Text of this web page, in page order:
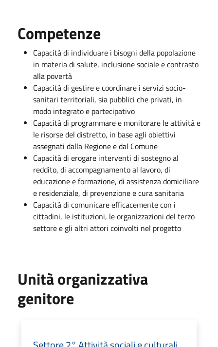
Competenze
Capacità di individuare i bisogni della popolazione
in materia di salute, inclusione sociale e contrasto
alla povertà
Capacità di gestire e coordinare i servizi socio-
sanitari territoriali, sia pubblici che privati, in
modo integrato e partecipativo
Capacità di programmare e monitorare le attività e
le risorse del distretto, in base agli obiettivi
assegnati dalla Regione e dal Comune
Capacità di erogare interventi di sostegno al
reddito, di accompagnamento al lavoro, di
educazione e formazione, di assistenza domiciliare
e residenziale, di prevenzione e cura sanitaria
Capacità di comunicare efficacemente con i
cittadini, le istituzioni, le organizzazioni del terzo
settore e gli altri attori coinvolti nel progetto
Unità organizzativa
genitore